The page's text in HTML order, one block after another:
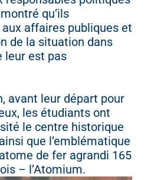
qu’ils
aux affaires publiques et
de la situation dans
leur est pas
avant leur départ pour
les étudiants ont
le centre historique
que l’emblématique
de fer agrandi 165
– l’Atomium.